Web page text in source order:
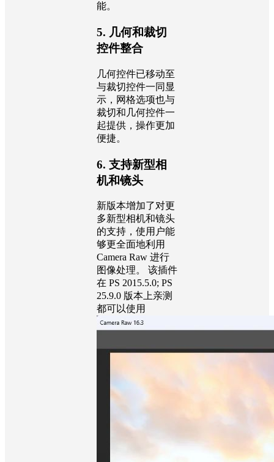
能。
5. 几何和裁切
控件整合
几何控件已移动至
与裁切控件一同显
示，网格选项也与
裁切和几何控件一
起提供，操作更加
便捷。
6. 支持新型相
机和镜头
新版本增加了对更
多新型相机和镜头
的支持，使用户能
够更全面地利用
Camera Raw 进行
图像处理。 该插件
在 PS 2015.5.0; PS
25.9.0 版本上亲测
都可以使用